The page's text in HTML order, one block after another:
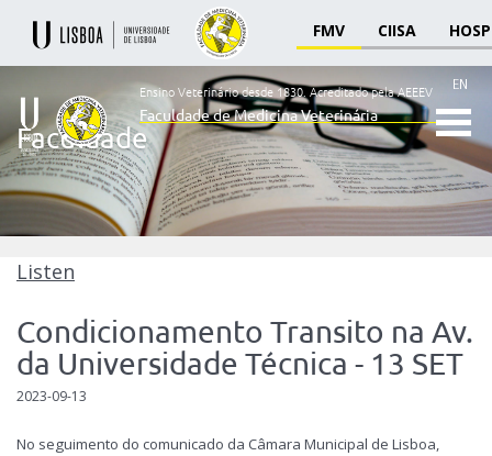
FMV CIISA
Ensino
Veterinário
desde
Faculdade
de
Veterinária
EN
Ensino Veterinário desde 1830.Acreditado pela AEEEV
Faculdade de Medicina Veterinária
Faculdade
Listen
Condicionamento Transito na Av.
da Universidade Técnica - 13 SET
2023-09-13
No seguimento do comunicado da Câmara Municipal de Lisboa,